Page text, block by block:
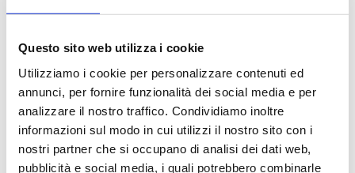
Questo sito web utilizza i cookie
Utilizziamo i cookie per personalizzare contenuti ed
annunci, per fornire funzionalità dei social media e per
analizzare il nostro traffico. Condividiamo inoltre
informazioni sul modo in cui utilizzi il nostro sito con i
nostri partner che si occupano di analisi dei dati web,
pubblicità e social media, i quali potrebbero combinarle